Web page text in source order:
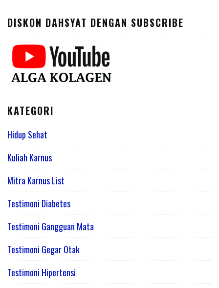
DISKON DAHSYAT DENGAN SUBSCRIBE
KATEGORI
Hidup Sehat
Kuliah Karnus
Mitra Karnus List
Testimoni Diabetes
Testimoni Gangguan Mata
Testimoni Gegar Otak
Testimoni Hipertensi